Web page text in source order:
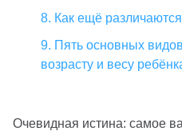
8. Как ещё
9. Пять основных
возрасту и весу
Очевидная истина: самое